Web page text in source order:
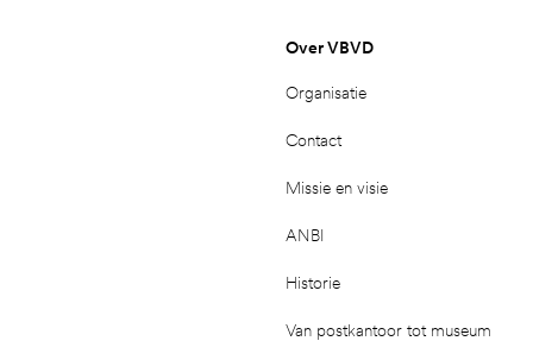
Over VBVD
Organisatie
Contact
Missie en visie
ANBI
Historie
Van postkantoor tot museum